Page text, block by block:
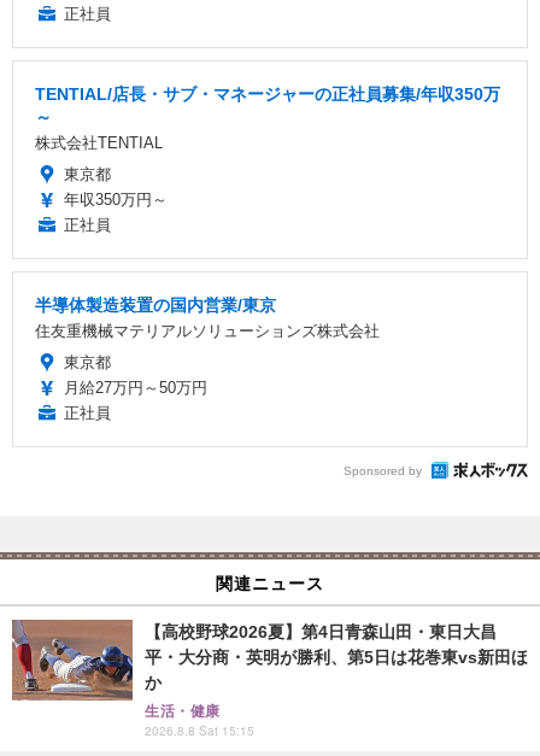
正社員
TENTIAL/店長・サブ・マネージャーの正社員募集/年収350万
～
株式会社TENTIAL
東京都
年収350万円～
正社員
半導体製造装置の国内営業/東京
住友重機械マテリアルソリューションズ株式会社
東京都
月給27万円～50万円
正社員
Sponsored by
関連ニュース
【高校野球2026夏】第4日青森山田・東日大昌
平・大分商・英明が勝利、第5日は花巻東vs新田ほ
か
生活・健康
2026.8.8 Sat 15:15